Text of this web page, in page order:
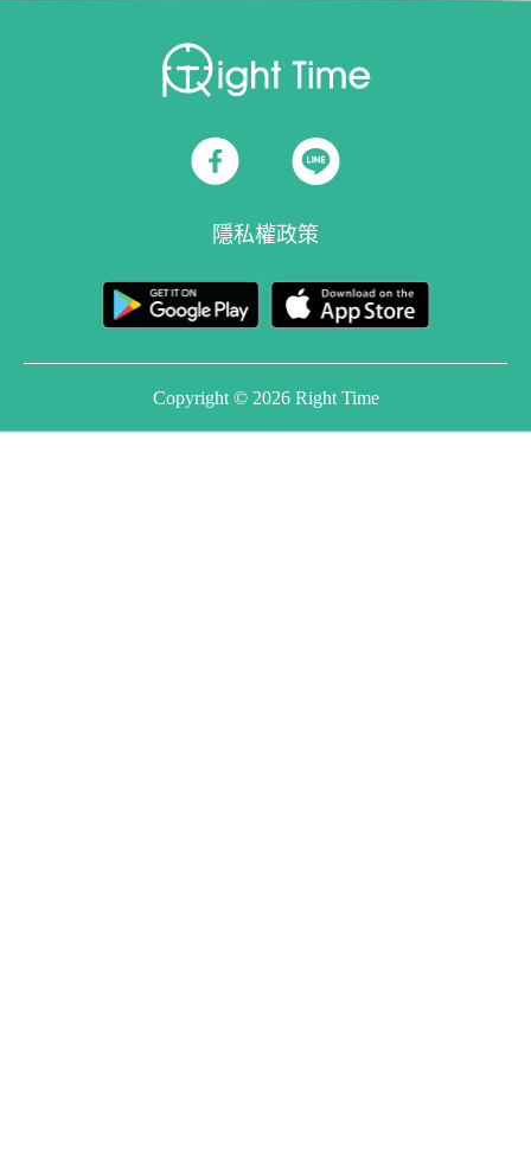
隱私權政策
Copyright © 2026 Right Time